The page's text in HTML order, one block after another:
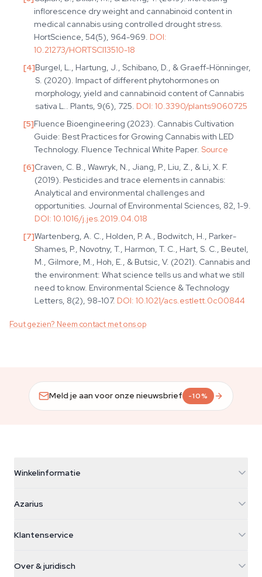
inflorescence dry weight and cannabinoid content in
medical cannabis using controlled drought stress.
HortScience, 54(5), 964-969. DOI:
10.21273/HORTSCI13510-18
[4]Burgel, L., Hartung, J., Schibano, D., & Graeff-Hönninger,
S. (2020). Impact of different phytohormones on
morphology, yield and cannabinoid content of Cannabis
sativa L.. Plants, 9(6), 725. DOI: 10.3390/plants9060725
[5]Fluence Bioengineering (2023). Cannabis Cultivation
Guide: Best Practices for Growing Cannabis with LED
Technology. Fluence Technical White Paper. Source
[6]Craven, C. B., Wawryk, N., Jiang, P., Liu, Z., & Li, X. F.
(2019). Pesticides and trace elements in cannabis:
Analytical and environmental challenges and
opportunities. Journal of Environmental Sciences, 82, 1-9.
DOI: 10.1016/j.jes.2019.04.018
[7]Wartenberg, A. C., Holden, P. A., Bodwitch, H., Parker-
Shames, P., Novotny, T., Harmon, T. C., Hart, S. C., Beutel,
M., Gilmore, M., Hoh, E., & Butsic, V. (2021). Cannabis and
the environment: What science tells us and what we still
need to know. Environmental Science & Technology
Letters, 8(2), 98-107. DOI: 10.1021/acs.estlett.0c00844
Fout gezien? Neem contact met ons op
Meld je aan voor onze nieuwsbrief -10%
Winkelinformatie
Galvaniweg 11
Nederland
+31(0)204897914
Azarius
Smokeshop
Klantenservice
Retourbeleid
Over & juridisch